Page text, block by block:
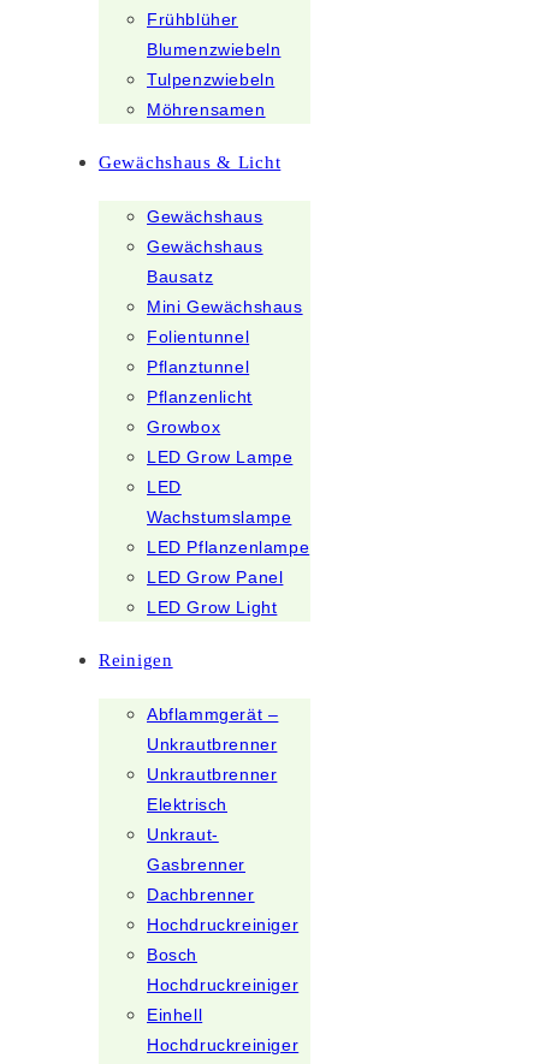
Frühblüher
Blumenzwiebeln
Tulpenzwiebeln
Möhrensamen
Gewächshaus & Licht
Gewächshaus
Gewächshaus
Bausatz
Mini Gewächshaus
Folientunnel
Pflanztunnel
Pflanzenlicht
Growbox
LED Grow Lampe
LED
Wachstumslampe
LED Pflanzenlampe
LED Grow Panel
LED Grow Light
Reinigen
Abflammgerät –
Unkrautbrenner
Unkrautbrenner
Elektrisch
Unkraut-
Gasbrenner
Dachbrenner
Hochdruckreiniger
Bosch
Hochdruckreiniger
Einhell
Hochdruckreiniger